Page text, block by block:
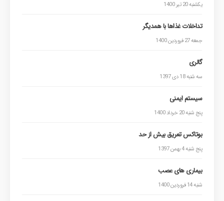
یکشنبه 20 تیر 1400
تداخلات غذاها با همدیگر
جمعه 27 فروردین 1400
گالری
سه شنبه 18 دی 1397
سیستم ایمنی
پنج شنبه 20 خرداد 1400
بوتاکس تعریق بیش از حد
پنج شنبه 4 بهمن 1397
بیماری های عصب
شنبه 14 فروردین 1400